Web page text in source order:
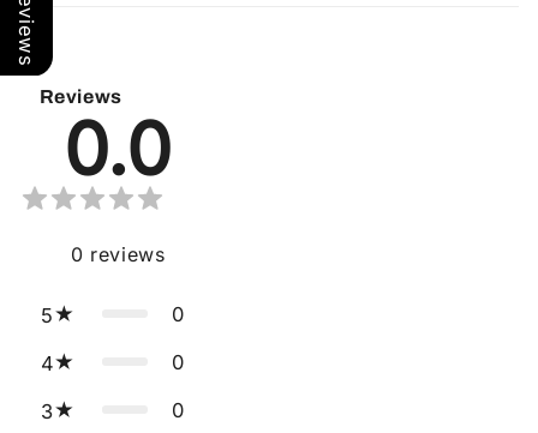
Reviews
0.0
0 reviews
5 0
4 0
3 0